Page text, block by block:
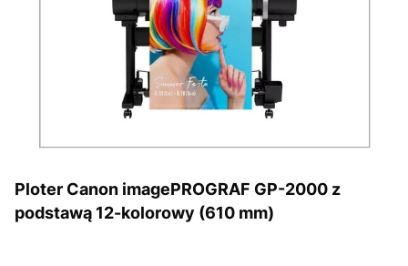
Ploter Canon imagePROGRAF GP-2000 z
podstawą 12-kolorowy (610 mm)